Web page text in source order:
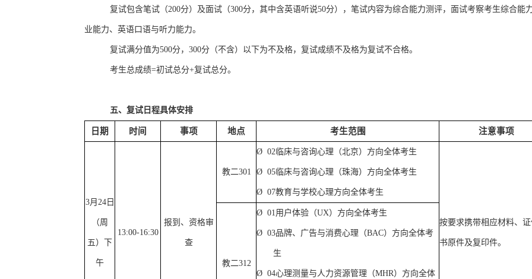
复试包含笔试（200分）及面试（300分，其中含英语听说50分），笔试内容为综合能力测评，面试考察考生综合能
业能力、英语口语与听力能力。
复试满分值为500分， 300分（不含）以下为不及格，复试成绩不及格为复试不合格。
考生总成绩=初试总分+复试总分。
五、复试日程具体安排
日期 时间 事项 地点 考生范围 注意事项
3月 24日
（周
五）下
午
13:00-16:30
报到、资格审
查
教二301
Ø 02 临床与咨询心理（北京）方向全体考生
Ø 05 临床与咨询心理（珠海）方向全体考生
Ø 07教育与学校心理方向全体考生
按要求携带相应材料、
书原件及复印件。
教二312
Ø 01用户体验（UX）方向全体考生
Ø 03品牌、广告与消费心理（BAC）方向全体考
生
Ø 04心理测量与人力资源管理（MHR）方向全体